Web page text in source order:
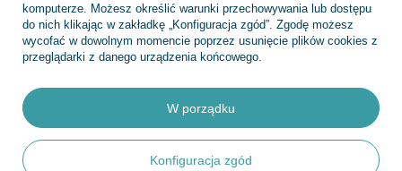
Regulaminy
INFORMACJE
komputerze. Możesz określić warunki przechowywania lub dostępu
do nich klikając w zakładkę „Konfiguracja zgód”. Zgodę możesz
wycofać w dowolnym momencie poprzez usunięcie plików cookies z
przeglądarki z danego urządzenia końcowego.
Konfiguracja zgód
W porządku